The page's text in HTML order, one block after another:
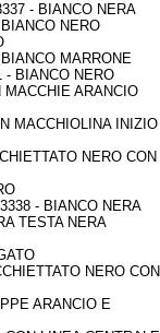
- BIANCO NERA
NERO
MARRONE
- BIANCO NERO
MACCHIE ARANCIO
MACCHIOLINA INIZIO
NERO CON
- BIANCO NERA
TESTA NERA
NERO CON
ARANCIO E